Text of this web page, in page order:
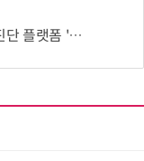
전 어세이' 개발